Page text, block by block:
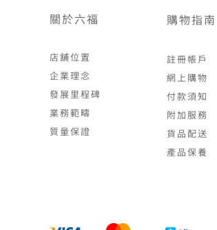
關於六福
店舖位置
企業理念
發展里程碑
業務範疇
質量保證
購物指南
註冊帳戶
網上購物
付款須知
附加服務
貨品配送
產品保養